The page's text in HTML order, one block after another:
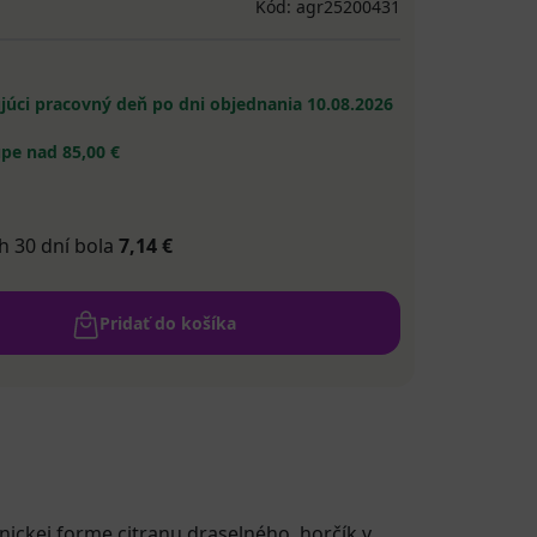
Kód: agr25200431
pracovný deň po dni objednania 10.08.2026
nad 85,00 €
30 dní bola 7,14 €
Pridať do košíka